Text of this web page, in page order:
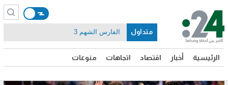
الرئيسية أخبار اقتصاد اتجاهات منوعات
متداول الفارس الشهم 3